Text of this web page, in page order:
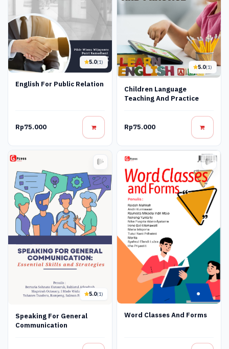
5.0(1)
English For Public Relation
Rp75.000
5.0(1)
Children Language
Teaching And Practice
Rp75.000
5.0(1)
Speaking For General
Communication
Word Classes And Forms